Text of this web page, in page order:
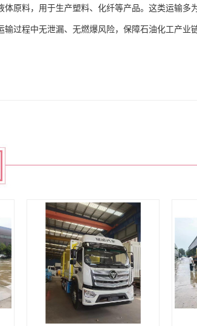
原料，用于生产塑料、化纤等产品。这类运输多
过程中无泄漏、无燃爆风险，保障石油化工产业